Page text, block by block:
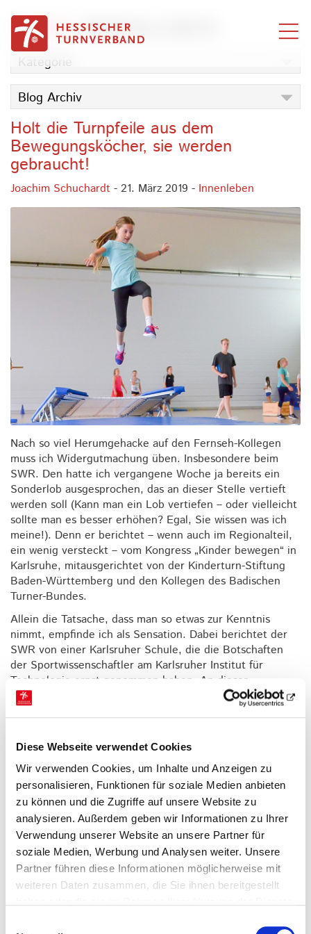
Diese Webseite verwendet Cookies
Wir verwenden Cookies, um Inhalte und Anzeigen zu
personalisieren, Funktionen für soziale Medien anbieten
zu können und die Zugriffe auf unsere Website zu
analysieren. Außerdem geben wir Informationen zu Ihrer
Verwendung unserer Website an unsere Partner für
soziale Medien, Werbung und Analysen weiter. Unsere
Partner führen diese Informationen möglicherweise mit
weiteren Daten zusammen, die Sie ihnen bereitgestellt
BLOGINNENLEBEN
Kategorie
Blog Archiv
Holt die Turnpfeile aus dem
Bewegungsköcher, sie werden
gebraucht!
Joachim Schuchardt - 21. März 2019 - Innenleben
Nach so viel Herumgehacke auf den Fernseh-Kollegen
muss ich Widergutmachung üben. Insbesondere beim
SWR. Den hatte ich vergangene Woche ja bereits ein
Sonderlob ausgesprochen, das an dieser Stelle vertieft
werden soll (Kann man ein Lob vertiefen – oder vielleicht
sollte man es besser erhöhen? Egal, Sie wissen was ich
meine!). Denn er berichtet – wenn auch im Regionalteil,
ein wenig versteckt – vom Kongress „Kinder bewegen“ in
Karlsruhe, mitausgerichtet von der Kinderturn-Stiftung
Baden-Württemberg und den Kollegen des Badischen
Turner-Bundes.
Allein die Tatsache, dass man so etwas zur Kenntnis
nimmt, empfinde ich als Sensation. Dabei berichtet der
SWR von einer Karlsruher Schule, die die Botschaften
der Sportwissenschaftler am Karlsruher Institut für
Technologie ernst genommen haben. An dieser
badischen Grundschule bewegt man die Kinder einfach
mal so vor der Mathe-Stunde mit ein paar kleinen
klappt tatsächlich besser.
Das klingt für uns Menschen in Turn-, Sport- und
Jugendverbänden banal und fast schon ewiggestrig, kann
aber gar nicht genug wiederholt werden. Denn die Regel
ist nach wie vor: Den jungen Menschen hierzulande fehlt
es an Bewegung. Und der der Mangel nimmt zu, das zeigt
die aktuelle KIGGS-Studie des Robert-Koch-Institutes. Am
bedenklichsten: Gerade Mädchen aus unteren sozialen
Schichten bewegen sich immer weniger.
Und spätestens jetzt muss ich sagen, das sehe ich uns in
Turner genug Pfeile in unserem Angebots-Köcher. Auch